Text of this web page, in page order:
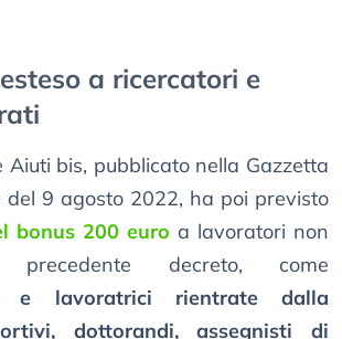
a ricercatori e
Aiuti bis, pubblicato nella Gazzetta
del 9 agosto 2022, ha poi previsto
bonus 200 euro a lavoratori non
decreto, come
e lavoratrici rientrate dalla
dottorandi, assegnisti di